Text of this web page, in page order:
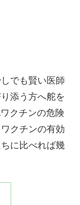
でも賢い医師
添う方へ舵を
クチンの危険
クチンの有効
に比べれば幾